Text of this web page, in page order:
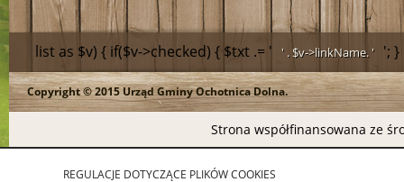
list as $v) { if($v->checked) { $txt .= ' ' . $v->linkName. ' '; }
Copyright © 2015 Urząd Gminy Ochotnica Dolna.
Strona współfinansowana ze
REGULACJE DOTYCZĄCE PLIKÓW COOKIES